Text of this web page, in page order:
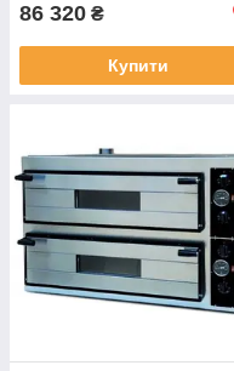
86 320 ₴
Купити